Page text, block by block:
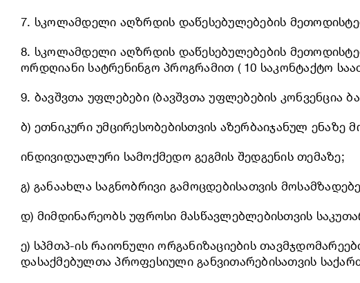
7. სკოლამდელი აღზრდის დაწესებულებების
8. სკოლამდელი აღზრდის დაწესებულებების
ორდღიანი სატრენინგო პროგრამით ( 10 საკონტაქტო
9. ბავშვთა უფლებები (ბავშვთა უფლებების კონვენცია
ბ) ეთნიკური უმცირესობებისთვის აზერბაიჯანულ
ინდივიდუალური სამოქმედო გეგმის შედგენის თემაზე;
გ) განაახლა საგნობრივი გამოცდებისათვის
დ) მიმდინარეობს უფროსი მასწავლებლებისთვის
ე) სპმთპ-ის რაიონული ორგანიზაციების
დასაქმებულთა პროფესიული განვითარებისათვის